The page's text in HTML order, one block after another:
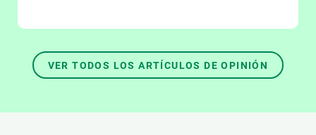
VER TODOS LOS ARTÍCULOS DE OPINIÓN